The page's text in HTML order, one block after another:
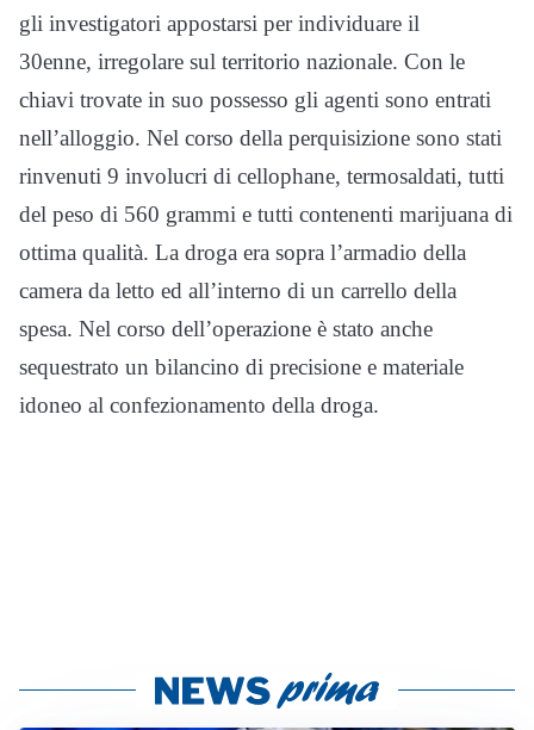
gli investigatori appostarsi per individuare il
30enne, irregolare sul territorio nazionale. Con le
chiavi trovate in suo possesso gli agenti sono entrati
nell’alloggio. Nel corso della perquisizione sono stati
rinvenuti 9 involucri di cellophane, termosaldati, tutti
del peso di 560 grammi e tutti contenenti marijuana di
ottima qualità. La droga era sopra l’armadio della
camera da letto ed all’interno di un carrello della
spesa. Nel corso dell’operazione è stato anche
sequestrato un bilancino di precisione e materiale
idoneo al confezionamento della droga.